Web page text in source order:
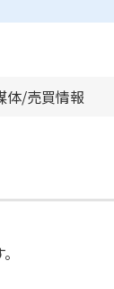
体/売買情報